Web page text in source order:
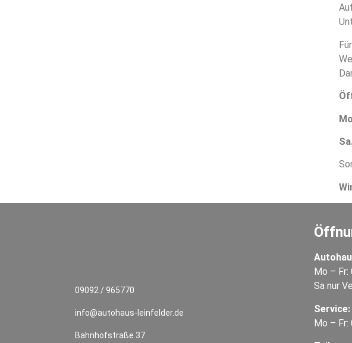
09092 / 965770
info@autohaus-leinfelder.de
Bahnhofstraße 37
Mo – Fr:
Sa nur
Service:
Mo – Fr: